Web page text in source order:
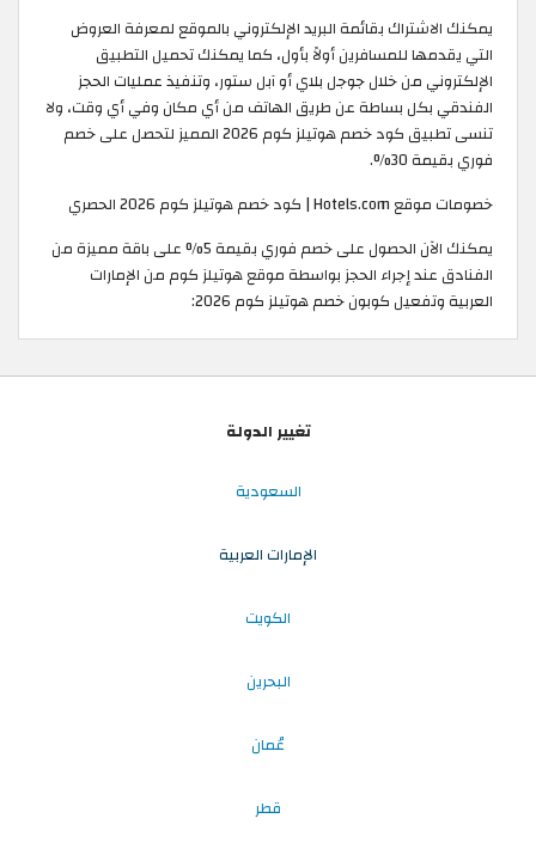
يمكنك الاشتراك بقائمة البريد الإلكتروني بالموقع لمعرفة العروض
التي يقدمها للمسافرين أولاً بأول، كما يمكنك تحميل التطبيق
الإلكتروني من خلال جوجل بلاي أو آبل ستور، وتنفيذ عمليات الحجز
الفندقي بكل بساطة عن طريق الهاتف من أي مكان وفي أي وقت، ولا
تنسى تطبيق كود خصم هوتيلز كوم 2026 المميز لتحصل على خصم
فوري بقيمة 30%.
خصومات موقع Hotels.com | كود خصم هوتيلز كوم 2026 الحصري
يمكنك الآن الحصول على خصم فوري بقيمة 5% على باقة مميزة من
الفنادق عند إجراء الحجز بواسطة موقع هوتيلز كوم من الإمارات
العربية وتفعيل كوبون خصم هوتيلز كوم 2026:
تغيير الدولة
السعودية
الإمارات العربية
الكويت
البحرين
عُمان
قطر